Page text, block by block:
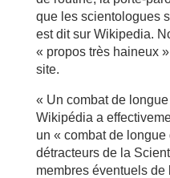
que les scientologues
est dit sur Wikipedia.
« propos très haineux
site.
« Un combat de
Wikipédia a
un « combat de
détracteurs de la
membres éventuels de